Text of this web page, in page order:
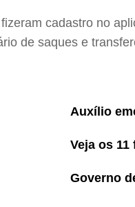
cadastro no
de saques e
Auxílio
Veja os
Governo